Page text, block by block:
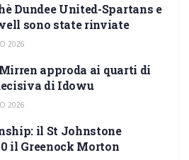
Dundee United-Spartans e
sono state rinviate
2026
approda ai quarti di
di Idowu
2026
il St Johnstone
il Greenock Morton